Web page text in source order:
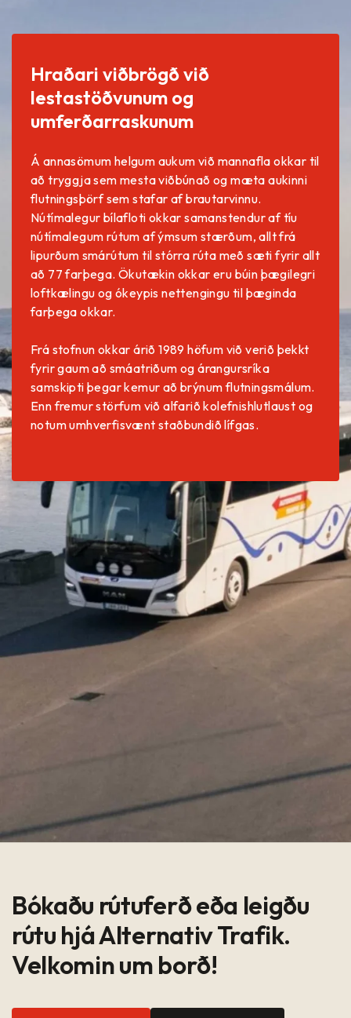
Hraðari viðbrögð við
lestastöðvunum og
umferðarraskunum
Á annasömum helgum aukum við mannafla okkar til
að tryggja sem mesta viðbúnað og mæta aukinni
flutningsþörf sem stafar af brautarvinnu.
Nútímalegur bílafloti okkar samanstendur af tíu
nútímalegum rútum af ýmsum stærðum, allt frá
lipurðum smárútum til stórra rúta með sæti fyrir allt
að 77 farþega. Ökutækin okkar eru búin þægilegri
loftkælingu og ókeypis nettengingu til þæginda
farþega okkar.
Frá stofnun okkar árið 1989 höfum við verið þekkt
fyrir gaum að smáatriðum og árangursríka
samskipti þegar kemur að brýnum flutningsmálum.
Enn fremur störfum við alfarið kolefnishlutlaust og
notum umhverfisvænt staðbundið lífgas.
Bókaðu rútuferð eða leigðu
rútu hjá Alternativ Trafik.
Velkomin um borð!